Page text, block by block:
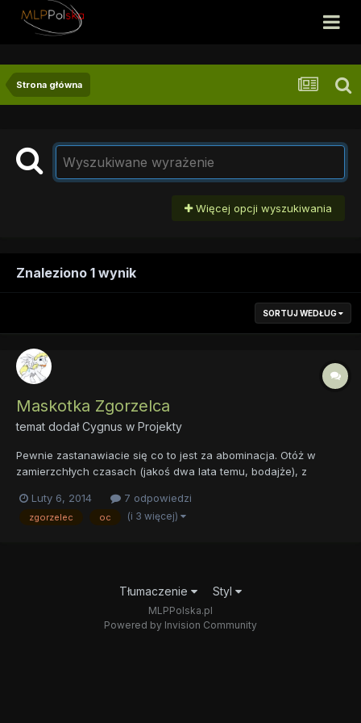
Strona główna
Więcej opcji wyszukiwania
Znaleziono 1 wynik
SORTUJ WEDŁUG
Maskotka Zgorzelca
temat dodałCygnus w Projekty
Pewnie zastanawiacie się co to jest za abominacja. Otóż w
zamierzchłych czasach (jakoś dwa lata temu, bodajże), z
herby miast, popełniłem ten oto obrazek. Potem jednak uznałem,
że mimo że zajebisty, to nie będę jak inni, i skazałem go na wi...
Luty 6, 2014 7 odpowiedzi
zgorzelec oc (i 3 więcej)
Tłumaczenie Styl
MLPPolska.pl
Powered by Invision Community